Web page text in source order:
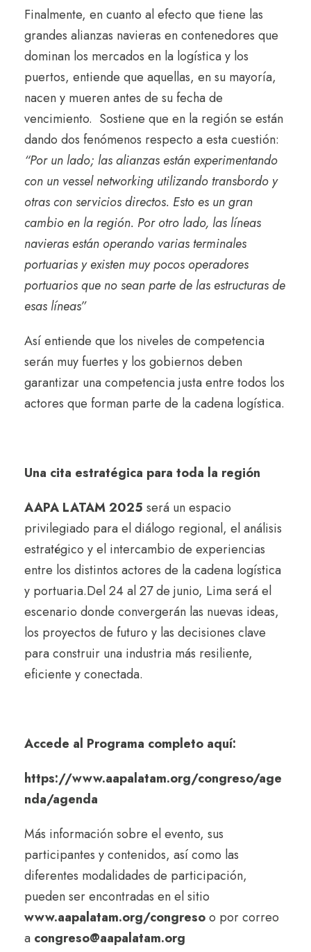
Finalmente, en cuanto al efecto que tiene las
grandes alianzas navieras en contenedores que
dominan los mercados en la logística y los
puertos, entiende que aquellas, en su mayoría,
nacen y mueren antes de su fecha de
vencimiento. Sostiene que en la región se están
dando dos fenómenos respecto a esta cuestión:
“Por un lado; las alianzas están experimentando
con un vessel networking utilizando transbordo y
otras con servicios directos. Esto es un gran
cambio en la región. Por otro lado, las líneas
navieras están operando varias terminales
portuarias y existen muy pocos operadores
portuarios que no sean parte de las estructuras de
esas líneas”
Así entiende que los niveles de competencia
serán muy fuertes y los gobiernos deben
garantizar una competencia justa entre todos los
actores que forman parte de la cadena logística.
Una cita estratégica para toda la región
AAPA LATAM 2025 será un espacio
privilegiado para el diálogo regional, el análisis
estratégico y el intercambio de experiencias
entre los distintos actores de la cadena logística
y portuaria.Del 24 al 27 de junio, Lima será el
escenario donde convergerán las nuevas ideas,
los proyectos de futuro y las decisiones clave
para construir una industria más resiliente,
eficiente y conectada.
Accede al Programa completo aquí:
https://www.aapalatam.org/congreso/age
nda/agenda
Más información sobre el evento, sus
participantes y contenidos, así como las
diferentes modalidades de participación,
pueden ser encontradas en el sitio
www.aapalatam.org/congresoo por correo
a congreso@aapalatam.org